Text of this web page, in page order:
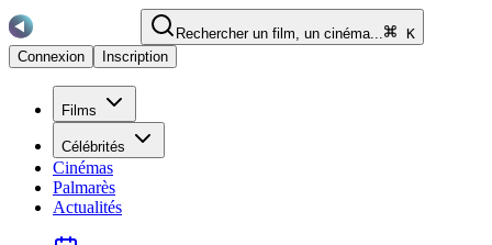
Rechercher un film, un cinéma...
K
Connexion
Inscription
Films
Célébrités
Cinémas
Palmarès
Actualités